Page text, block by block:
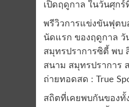
เปิดฤดูกาล ในวันศุกร์
พรีวิวการแข่งขันฟุตบ
นัดแรก ของฤดูกาล วั
สมุทรปราการซิตี้ พบ
สนาม สมุทรปราการ
ถ่ายทอดสด : True
สถิตที่เคยพบกันของทั้